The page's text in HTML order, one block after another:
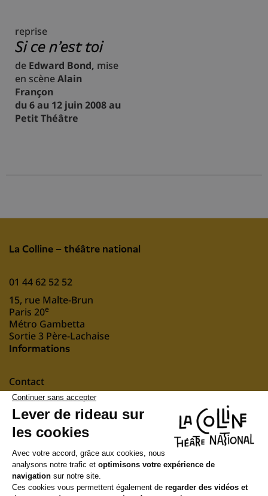
reprise
Si ce n'est toi
de Edward Bond, mise
en scèneAlain
Françon
du 6 au 12 juin 2008 au
Petit Théâtre
La Colline – théâtre national
01 44 62 52 52
15, rue Malte-Brun
Paris 20e
Métro Gambetta
Sortie 3 Père-Lachaise
Informations
Contact
Mentions légales
nous soutenir
Suivez-nous